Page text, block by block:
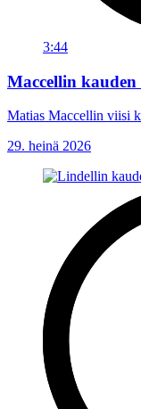
3:44
Maccellin
Matias Maccellin viisi
29. heinä 2026